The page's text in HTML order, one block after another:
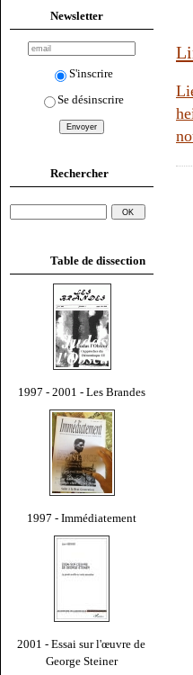
Newsletter
S'inscrire
Se désinscrire
Rechercher
Table de dissection
1997 - 2001 - Les Brandes
1997 - Immédiatement
2001 - Essai sur l'œuvre de
George Steiner